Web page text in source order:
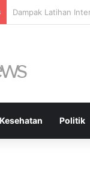
Kesehatan Mental:
Kesehatan Politik